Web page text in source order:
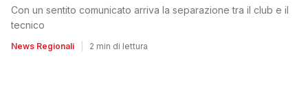
Con un sentito comunicato arriva la separazione tra il club e il
tecnico
News Regionali 2 min di lettura